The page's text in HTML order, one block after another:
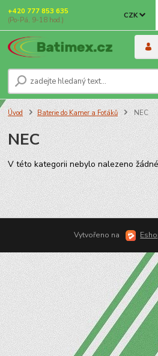
CZK
+420 777 853 635
(Po-Pá, 9-18 hod.)
Úvod Baterie do Kamer a Foťáků NEC
NEC
V této kategorii nebylo nalezeno
Vytvořeno na